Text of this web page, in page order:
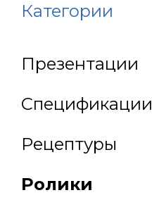
Категории
Презентации
Спецификации
Рецептуры
Ролики